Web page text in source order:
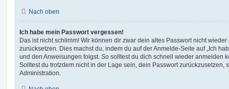
Nach oben
Ich habe mein Passwort vergessen!
Das ist nicht schlimm! Wir können dir zwar dein altes Passwort nicht
zurücksetzen. Dies machst du, indem du auf der Anmelde-Seite auf „Ich
und den Anweisungen folgst. So solltest du dich schnell wieder anmelden
Solltest du trotzdem nicht in der Lage sein, dein Passwort zurückzusetzen,
Administration.